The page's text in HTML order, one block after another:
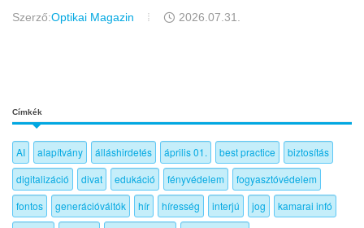
Szerző:Optikai Magazin 2026.07.31.
Címkék
AI alapítvány álláshirdetés április 01. best practice
biztosítás
digitalizáció
divat edukáció fényvédelem
fogyasztóvédelem
fontos
generációváltók hír híresség interjú jog
kamarai infó